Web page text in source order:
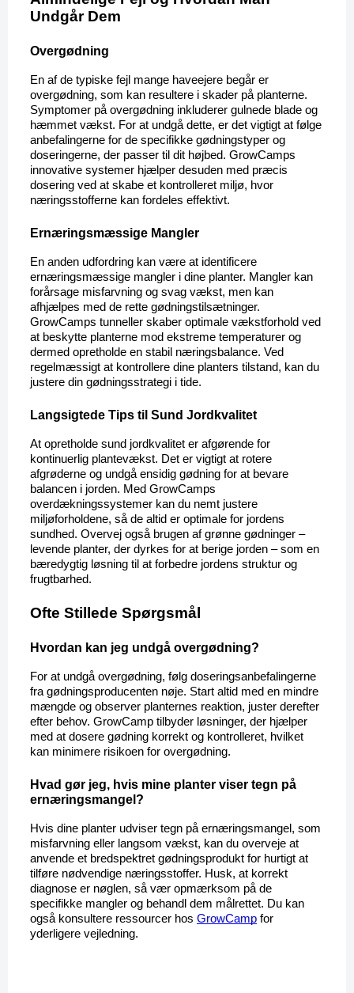
Undgår Dem
Overgødning
En af de typiske fejl mange haveejere begår er
overgødning, som kan resultere i skader på planterne.
Symptomer på overgødning inkluderer gulnede blade og
hæmmet vækst. For at undgå dette, er det vigtigt at følge
anbefalingerne for de specifikke gødningstyper og
doseringerne, der passer til dit højbed. GrowCamps
innovative systemer hjælper desuden med præcis
dosering ved at skabe et kontrolleret miljø, hvor
næringsstofferne kan fordeles effektivt.
Ernæringsmæssige Mangler
En anden udfordring kan være at identificere
ernæringsmæssige mangler i dine planter. Mangler kan
forårsage misfarvning og svag vækst, men kan
afhjælpes med de rette gødningstilsætninger.
GrowCamps tunneller skaber optimale vækstforhold ved
at beskytte planterne mod ekstreme temperaturer og
dermed opretholde en stabil næringsbalance. Ved
regelmæssigt at kontrollere dine planters tilstand, kan du
justere din gødningsstrategi i tide.
Langsigtede Tips til Sund Jordkvalitet
At opretholde sund jordkvalitet er afgørende for
kontinuerlig plantevækst. Det er vigtigt at rotere
afgrøderne og undgå ensidig gødning for at bevare
balancen i jorden. Med GrowCamps
overdækningssystemer kan du nemt justere
miljøforholdene, så de altid er optimale for jordens
sundhed. Overvej også brugen af grønne gødninger –
levende planter, der dyrkes for at berige jorden – som en
bæredygtig løsning til at forbedre jordens struktur og
frugtbarhed.
Ofte Stillede Spørgsmål
Hvordan kan jeg undgå overgødning?
For at undgå overgødning, følg doseringsanbefalingerne
fra gødningsproducenten nøje. Start altid med en mindre
mængde og observer planternes reaktion, juster derefter
efter behov. GrowCamp tilbyder løsninger, der hjælper
med at dosere gødning korrekt og kontrolleret, hvilket
kan minimere risikoen for overgødning.
Hvad gør jeg, hvis mine planter viser tegn på
ernæringsmangel?
Hvis dine planter udviser tegn på ernæringsmangel, som
misfarvning eller langsom vækst, kan du overveje at
anvende et bredspektret gødningsprodukt for hurtigt at
tilføre nødvendige næringsstoffer. Husk, at korrekt
diagnose er nøglen, så vær opmærksom på de
specifikke mangler og behandl dem målrettet. Du kan
også konsultere ressourcer hos GrowCamp for
yderligere vejledning.